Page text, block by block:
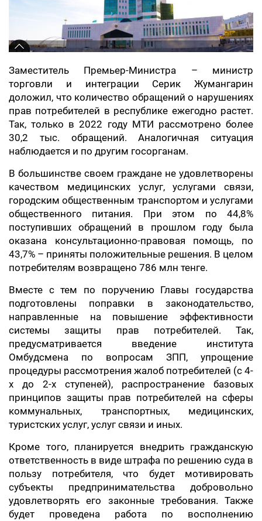
Заместитель Премьер-Министра – министр
торговли и интеграции Серик Жумангарин
доложил, что количество обращений о нарушениях
прав потребителей в республике ежегодно растет.
Так, только в 2022 году МТИ рассмотрено более
30,2 тыс. обращений. Аналогичная ситуация
наблюдается и по другим госорганам.
В большинстве своем граждане не удовлетворены
качеством медицинских услуг, услугами связи,
городским общественным транспортом и услугами
общественного питания. При этом по 44,8%
поступивших обращений в прошлом году была
оказана консультационно-правовая помощь, по
43,7% – приняты положительные решения. В целом
потребителям возвращено 786 млн тенге.
Вместе с тем по поручению Главы государства
подготовлены поправки в законодательство,
направленные на повышение эффективности
системы защиты прав потребителей. Так,
предусматривается введение института
Омбудсмена по вопросам ЗПП, упрощение
процедуры рассмотрения жалоб потребителей (с 4-
х до 2-х ступеней), распространение базовых
принципов защиты прав потребителей на сферы
коммунальных, транспортных, медицинских,
туристских услуг, услуг связи и иных.
Кроме того, планируется внедрить гражданскую
ответственность в виде штрафа по решению суда в
пользу потребителя, что будет мотивировать
субъекты предпринимательства добровольно
удовлетворять его законные требования. Также
будет проведена работа по восполнению